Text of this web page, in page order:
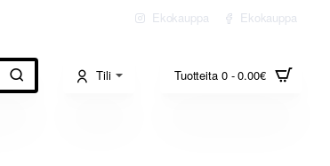
Ekokauppa Ekokauppa
Tili Tuotteita 0 - 0.00€